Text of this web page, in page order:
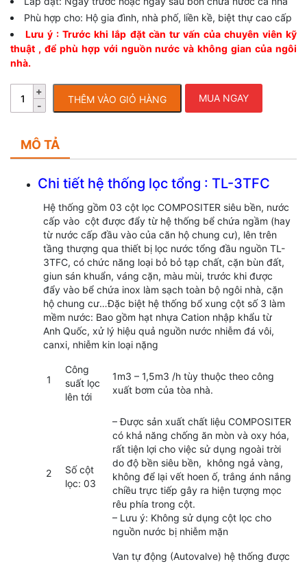
Phù hợp cho: Hộ gia đình, nhà phố, liền kề, biệt thự cao cấp
Lưu ý : Trước khi lắp đặt cần tư vấn của chuyên viên kỹ
thuật , để phù hợp với nguồn nước và không gian của ngôi
nhà.
THÊM VÀO GIỎ HÀNG MUA NGAY
MÔ TẢ
Chi tiết hệ thống lọc tổng : TL-3TFC
Hệ thống gồm 03 cột lọc COMPOSITER siêu bền, nước
cấp vào cột được đẩy từ hệ thống bể chứa ngầm (hay
từ nước cấp đầu vào của căn hộ chung cư), lên trên
tầng thượng qua thiết bị lọc nước tổng đầu nguồn TL-
3TFC, có chức năng loại bỏ bỏ tạp chất, cặn bùn đất,
giun sán khuẩn, váng cặn, màu mùi, trước khi được
đẩy vào bể chứa inox làm sạch toàn bộ ngôi nhà, cặn
hộ chung cư…Đặc biệt hệ thống bổ xung cột số 3 làm
mềm nước: Bao gồm hạt nhựa Cation nhập khẩu từ
Anh Quốc, xử lý hiệu quả nguồn nước nhiễm đá vôi,
canxi, nhiễm kin loại nặng
1
Công
suất lọc
lên tới
1m3 – 1,5m3 /h tùy thuộc theo công
xuất bơm của tòa nhà.
2
Số cột
lọc: 03
– Được sản xuất chất liệu COMPOSITER
có khả năng chống ăn mòn và oxy hóa,
rất tiện lợi cho việc sử dụng ngoài trời
do độ bền siêu bền, không ngả vàng,
không để lại vết hoen ố, trắng ánh nắng
chiều trực tiếp gây ra hiện tượng mọc
rêu phía trong cột.
– Lưu ý: Không sử dụng cột lọc cho
nguồn nước bị nhiễm mặn
Van tự động (Autovalve) hệ thống được